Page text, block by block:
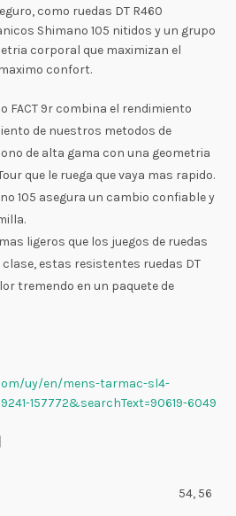
como ruedas DT R460
Shimano 105 nitidos y un grupo
corporal que maximizan el
confort.
FACT 9r combina el rendimiento
de nuestros metodos de
de alta gama con una geometria
que le ruega que vaya mas rapido.
105 asegura un cambio confiable y
ligeros que los juegos de ruedas
estas resistentes ruedas DT
tremendo en un paquete de
uy/en/mens-tarmac-sl4-
157772&searchText=90619-6049
54, 56